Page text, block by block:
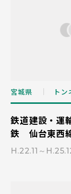
宮城県 トン
鉄道建設・運
鉄 仙台東西
H.22.11～